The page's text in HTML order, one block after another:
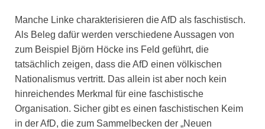
Manche Linke charakterisieren die AfD als faschistisch.
Als Beleg dafür werden verschiedene Aussagen von
zum Beispiel Björn Höcke ins Feld geführt, die
tatsächlich zeigen, dass die AfD einen völkischen
Nationalismus vertritt. Das allein ist aber noch kein
hinreichendes Merkmal für eine faschistische
Organisation. Sicher gibt es einen faschistischen Keim
in der AfD, die zum Sammelbecken der „Neuen